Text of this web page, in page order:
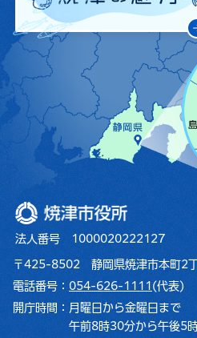
焼津市役所
法人番号 1000020222127
〒425-8502 静岡県焼津市本町2
電話番号： 054-626-1111 (代表)
開庁時間： 月曜日から金曜日まで
午前8時30分から午後5